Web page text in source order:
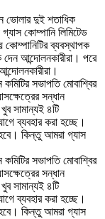
ভোলার দুই শতাধিক
কোম্পানি লিমিটেড
কোম্পানিটির ব্যবস্থাপক
আন্দোলনকারীরা। পরে
সভাপতি মোবাশ্বির
সন্ধান
সামান্যই ৪টি
ব্যবহার করা হচ্ছে।
কিন্তু আমরা গ্যাস
সভাপতি মোবাশ্বির
সন্ধান
সামান্যই ৪টি
ব্যবহার করা হচ্ছে।
কিন্তু আমরা গ্যাস